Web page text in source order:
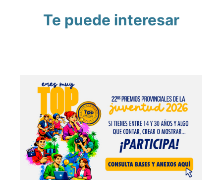
Te puede interesar